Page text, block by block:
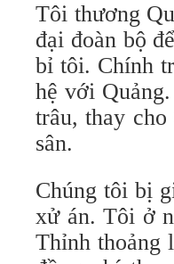
Tôi thương
đại đoàn bộ
bỉ tôi. Chính
hệ với
trâu, thay
sân.
Chúng tôi bị
xử án. Tôi ở
Thỉnh thoảng